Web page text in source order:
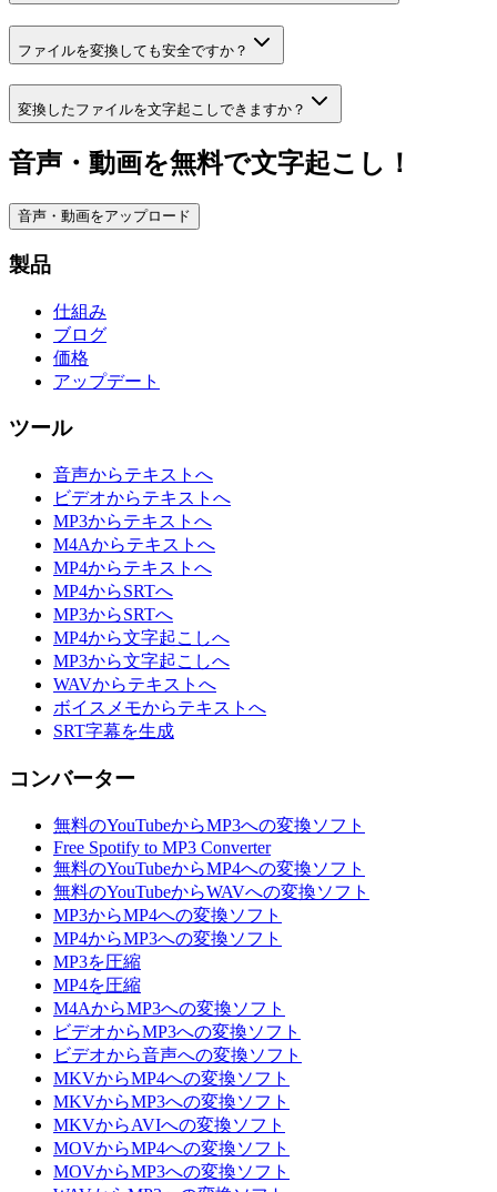
ファイルを変換しても安全ですか？
変換したファイルを文字起こしできますか？
音声・動画を無料で文字起こし！
音声・動画をアップロード
製品
仕組み
ブログ
価格
アップデート
ツール
音声からテキストへ
ビデオからテキストへ
MP3からテキストへ
M4Aからテキストへ
MP4からテキストへ
MP4からSRTへ
MP3からSRTへ
MP4から文字起こしへ
MP3から文字起こしへ
WAVからテキストへ
ボイスメモからテキストへ
SRT字幕を生成
コンバーター
無料のYouTubeからMP3への変換ソフト
Free Spotify to MP3 Converter
無料のYouTubeからMP4への変換ソフト
無料のYouTubeからWAVへの変換ソフト
MP3からMP4への変換ソフト
MP4からMP3への変換ソフト
MP3を圧縮
MP4を圧縮
M4AからMP3への変換ソフト
ビデオからMP3への変換ソフト
ビデオから音声への変換ソフト
MKVからMP4への変換ソフト
MKVからMP3への変換ソフト
MKVからAVIへの変換ソフト
MOVからMP4への変換ソフト
MOVからMP3への変換ソフト